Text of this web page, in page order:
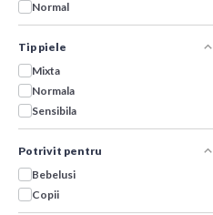
Normal
Tip piele
Mixta
Normala
Sensibila
Potrivit pentru
Bebelusi
Copii